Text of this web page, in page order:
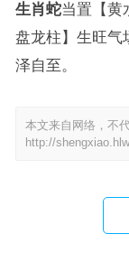
生肖蛇当置【黄
盘龙柱】生旺气
泽自至。
本文来自网络，不
http://